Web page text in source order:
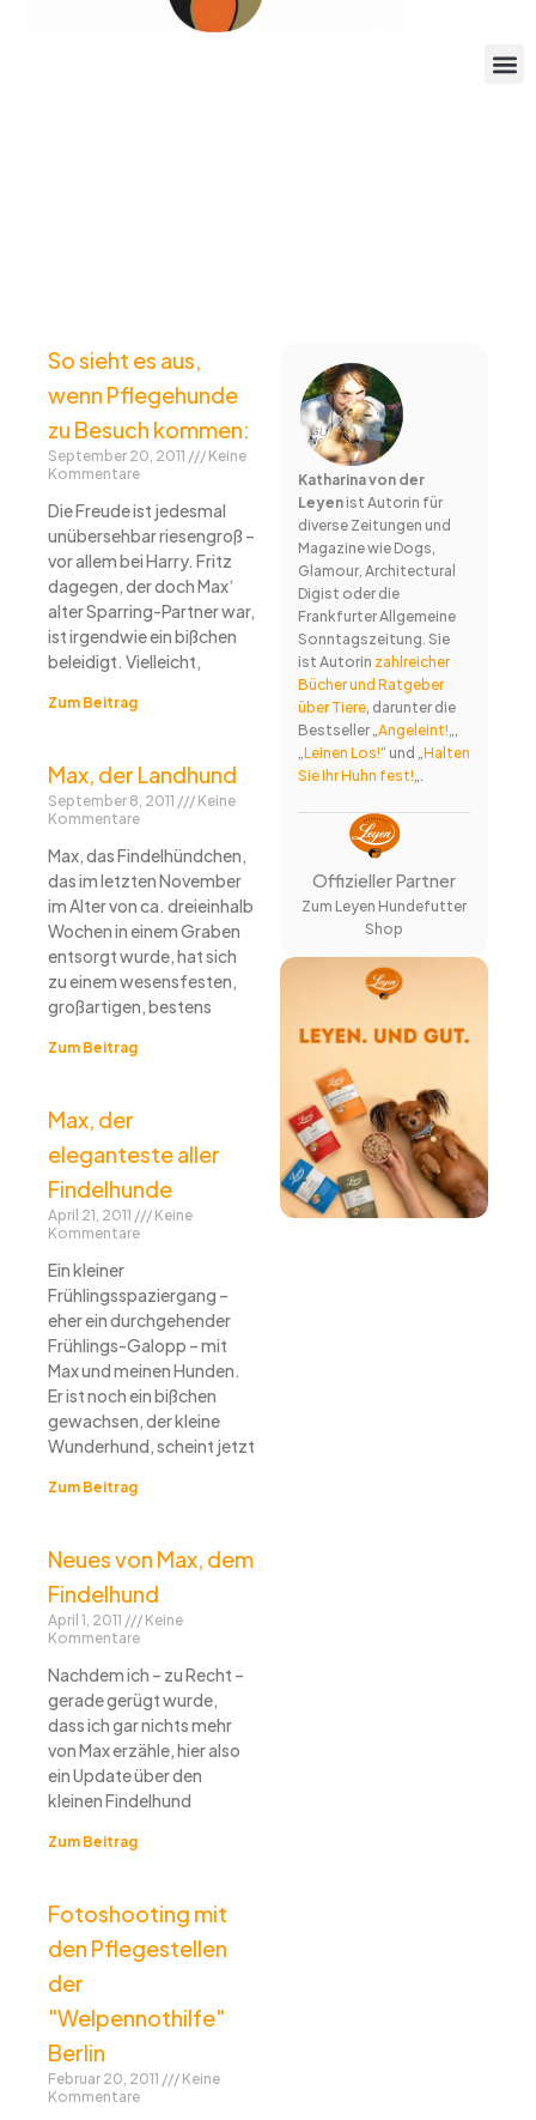
So sieht es aus,
wenn Pflegehunde
zu Besuch kommen:
September 20, 2011
Keine
Kommentare
Die Freude ist jedesmal
unübersehbar riesengroß –
vor allem bei Harry. Fritz
dagegen, der doch Max‘
alter Sparring-Partner war,
ist irgendwie ein bißchen
beleidigt. Vielleicht,
Zum Beitrag
Max, der Landhund
September 8, 2011
Keine
Kommentare
Max, das Findelhündchen,
das im letzten November
im Alter von ca. dreieinhalb
Wochen in einem Graben
entsorgt wurde, hat sich
zu einem wesensfesten,
großartigen, bestens
Zum Beitrag
Max, der
eleganteste aller
Findelhunde
April 21, 2011
Keine
Kommentare
Ein kleiner
Frühlingsspaziergang –
eher ein durchgehender
Frühlings-Galopp – mit
Max und meinen Hunden.
Er ist noch ein bißchen
gewachsen, der kleine
Wunderhund, scheint jetzt
Zum Beitrag
Neues von Max, dem
Findelhund
April 1, 2011
Keine
Kommentare
Nachdem ich – zu Recht –
gerade gerügt wurde,
dass ich gar nichts mehr
von Max erzähle, hier also
ein Update über den
kleinen Findelhund
Zum Beitrag
Fotoshooting mit
den Pflegestellen
der
"Welpennothilfe"
Berlin
Februar 20, 2011
Keine
Kommentare
PagePagePage
Katharina von der
Leyenist Autorin für
diverse Zeitungen und
Magazine wie Dogs,
Glamour, Architectural
Digist oder die
Frankfurter Allgemeine
Sonntagszeitung. Sie
ist Autorin zahlreicher
Bücher und Ratgeber
über Tiere, darunter die
Bestseller „ Angeleint!
Leinen Los!“ und „ Halten
Sie Ihr Huhn fest!
Offizieller Partner
Zum Leyen Hundefutter
Shop